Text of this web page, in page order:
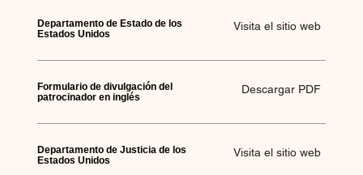
Visita el sitio web
Departamento de Estado de los
Estados Unidos
Descargar PDF
Formulario de divulgación del
patrocinador en inglés
Visita el sitio web
Departamento de Justicia de los
Estados Unidos